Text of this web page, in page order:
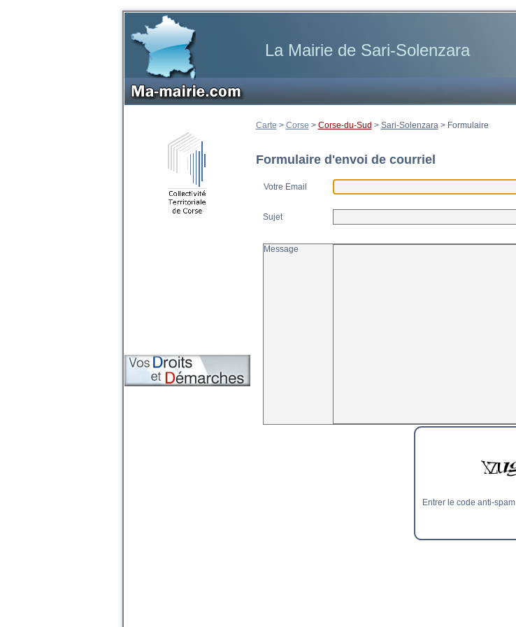
La Mairie de Sari-Solenzara
Carte > Corse > Corse-du-Sud > Sari-Solenzara> Formulaire
Formulaire d'envoi de courriel
Votre Email
Sujet
Entrer le code anti-spam
Message